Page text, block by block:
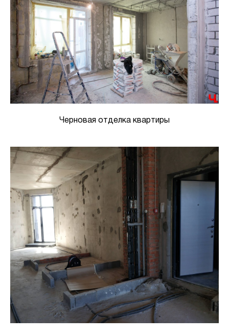
Черновая отделка квартиры